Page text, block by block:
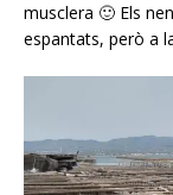
musclera 🙂 Els
espantats, però a